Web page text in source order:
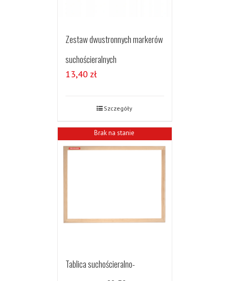
Zestaw dwustronnych markerów
suchościeralnych
13,40 zł
Szczegóły
Brak na stanie
Tablica suchościeralno-